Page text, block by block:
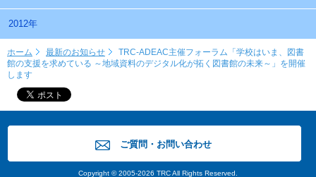
2012年
ホーム 最新のお知らせ
TRC-ADEAC主催フォーラム「学校はいま、図書
館の支援を求めている ～地域資料のデジタル化が拓く図書館の未来～」を開催
します
ご質問・お問い合わせ
Copyright © 2005-2026 TRC All Rights Reserved.